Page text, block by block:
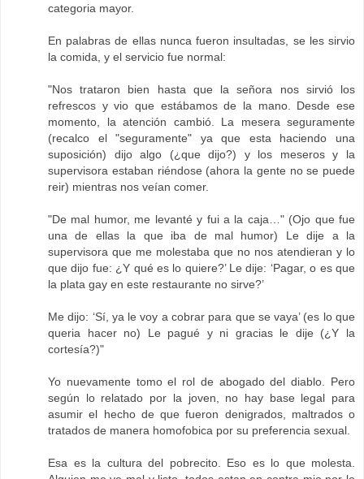
categoria mayor.
En palabras de ellas nunca fueron insultadas, se les sirvio
la comida, y el servicio fue normal:
"Nos trataron bien hasta que la señora nos sirvió los
refrescos y vio que estábamos de la mano. Desde ese
momento, la atención cambió. La mesera seguramente
(recalco el "seguramente" ya que esta haciendo una
suposición) dijo algo (¿que dijo?) y los meseros y la
supervisora estaban riéndose (ahora la gente no se puede
reir) mientras nos veían comer.
"De mal humor, me levanté y fui a la caja…" (Ojo que fue
una de ellas la que iba de mal humor) Le dije a la
supervisora que me molestaba que no nos atendieran y lo
que dijo fue: ¿Y qué es lo quiere?’ Le dije: ‘Pagar, o es que
la plata gay en este restaurante no sirve?’
Me dijo: ‘Sí, ya le voy a cobrar para que se vaya’ (es lo que
queria hacer no) Le pagué y ni gracias le dije (¿Y la
cortesía?)"
Yo nuevamente tomo el rol de abogado del diablo. Pero
según lo relatado por la joven, no hay base legal para
asumir el hecho de que fueron denigrados, maltrados o
tratados de manera homofobica por su preferencia sexual.
Esa es la cultura del pobrecito. Eso es lo que molesta.